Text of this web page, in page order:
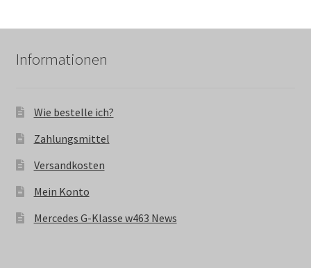
Informationen
Wie bestelle ich?
Zahlungsmittel
Versandkosten
Mein Konto
Mercedes G-Klasse w463 News